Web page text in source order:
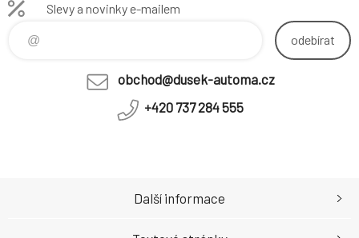
Slevy a novinky e-mailem
odebírat
obchod@dusek-automa.cz
+420 737 284 555
Další informace